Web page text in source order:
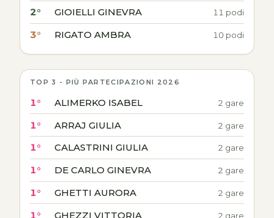
2° GIOIELLI GINEVRA 11 podi
3° RIGATO AMBRA 10 podi
TOP 3 - PIÙ PARTECIPAZIONI 2026
1° ALIMERKO ISABEL 2 gare
1° ARRAJ GIULIA 2 gare
1° CALASTRINI GIULIA 2 gare
1° DE CARLO GINEVRA 2 gare
1° GHETTI AURORA 2 gare
1° GHEZZI VITTORIA 2 gare